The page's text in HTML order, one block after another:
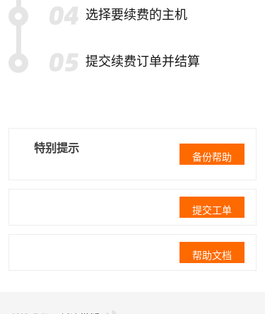
选择要续费的主机
提交续费订单并结算
特别提示
备份帮助
提交工单
帮助文档